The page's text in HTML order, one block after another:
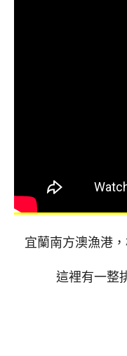
宜蘭南方澳漁港
這裡有一整